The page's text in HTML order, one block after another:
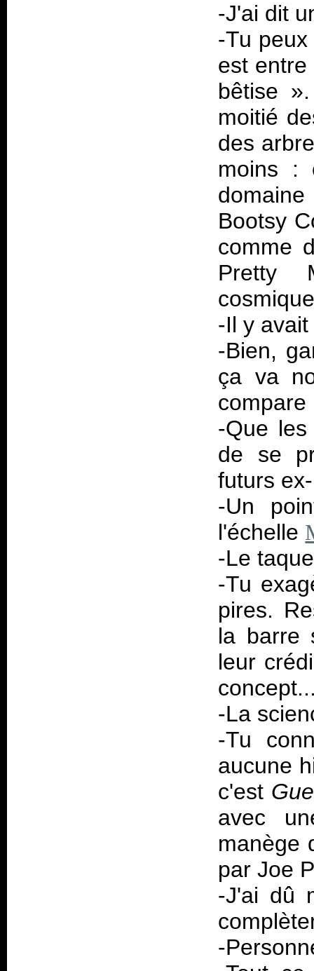
-J'ai dit
-Tu
est entre
bêtise
moitié
des
moins :
domaine
Bootsy
comme
Pretty
-Il y
-Bien,
ça va
compare
-Que
de se
futurs
-Un
l'échelle
-Le
-Tu
pires.
la barre
leur
-La
-Tu
aucune
c'est
avec
manège
par Joe
-J'ai dû
-